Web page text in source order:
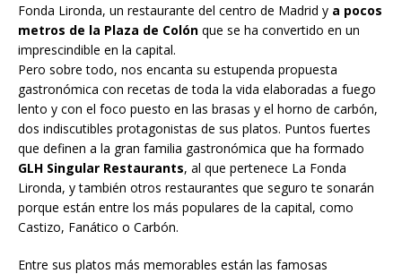
Fonda Lironda, un restaurante del centro de Madrid y a pocos
metros de la Plaza de Colón que se ha convertido en un
imprescindible en la capital.
Pero sobre todo, nos encanta su estupenda propuesta
gastronómica con recetas de toda la vida elaboradas a fuego
lento y con el foco puesto en las brasas y el horno de carbón,
dos indiscutibles protagonistas de sus platos. Puntos fuertes
que definen a la gran familia gastronómica que ha formado
GLH Singular Restaurants, al que pertenece La Fonda
Lironda, y también otros restaurantes que seguro te sonarán
porque están entre los más populares de la capital, como
Castizo, Fanático o Carbón.
Entre sus platos más memorables están las famosas